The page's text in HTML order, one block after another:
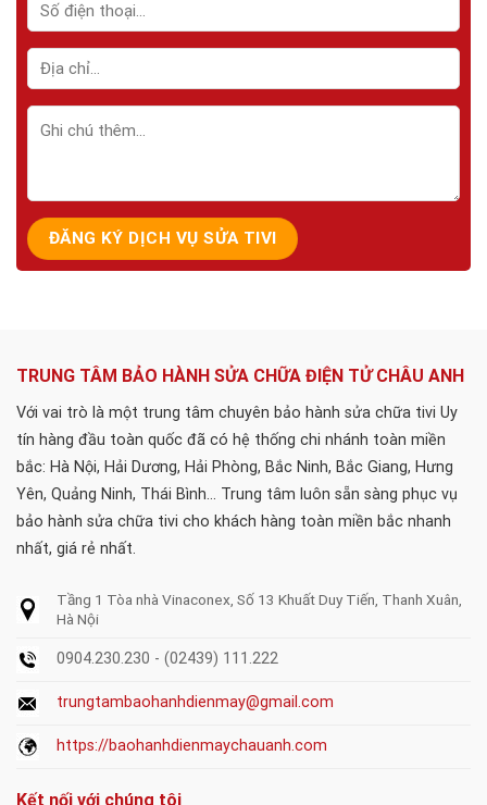
TRUNG TÂM BẢO HÀNH SỬA CHỮA ĐIỆN TỬ CHÂU ANH
Với vai trò là một trung tâm chuyên bảo hành sửa chữa tivi Uy
tín hàng đầu toàn quốc đã có hệ thống chi nhánh toàn miền
bắc: Hà Nội, Hải Dương, Hải Phòng, Bắc Ninh, Bắc Giang, Hưng
Yên, Quảng Ninh, Thái Bình... Trung tâm luôn sẵn sàng phục vụ
bảo hành sửa chữa tivi cho khách hàng toàn miền bắc nhanh
nhất, giá rẻ nhất.
Tầng 1 Tòa nhà Vinaconex, Số 13 Khuất Duy Tiến, Thanh Xuân,
Hà Nội
0904.230.230 - (02439) 111.222
trungtambaohanhdienmay@gmail.com
https://baohanhdienmaychauanh.com
Kết nối với chúng tôi